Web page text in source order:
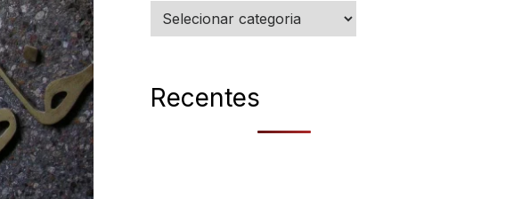
Categorias
Recentes